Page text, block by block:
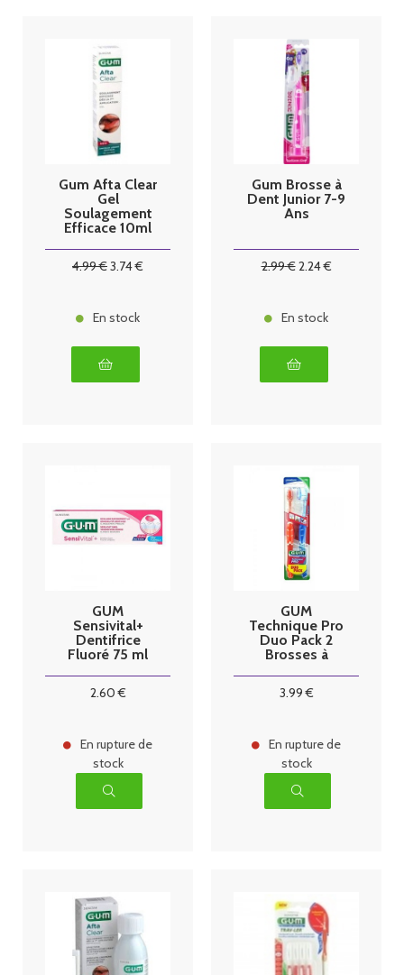
Gum Afta Clear
Gel
Soulagement
Efficace 10ml
4.99€3.74€
En stock
Gum Brosse à
Dent Junior 7-9
Ans
2.99€2.24€
En stock
GUM
Sensivital+
Dentifrice
Fluoré 75 ml
2.60€
En rupture de
stock
GUM
Technique Pro
Duo Pack 2
Brosses à
3.99€
En rupture de
stock